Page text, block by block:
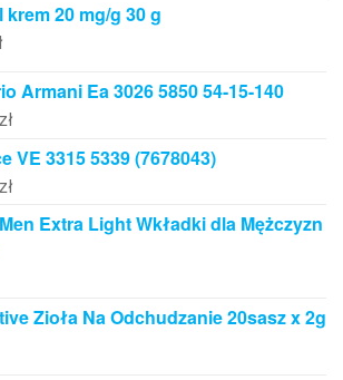
krem 20 mg/g 30 g
Armani Ea 3026 5850 54-15-140
zł
VE 3315 5339 (7678043)
zł
Extra Light Wkładki dla Mężczyzn
Zioła Na Odchudzanie 20sasz x 2g